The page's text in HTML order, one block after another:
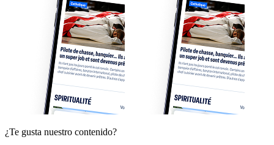
¿Te gusta nuestro contenido?